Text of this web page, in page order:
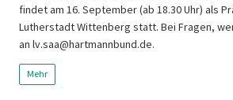
findet am 16. September (ab 18.30 Uhr) als
Lutherstadt Wittenberg statt. Bei Fragen,
an lv.saa@hartmannbund.de.
Mehr